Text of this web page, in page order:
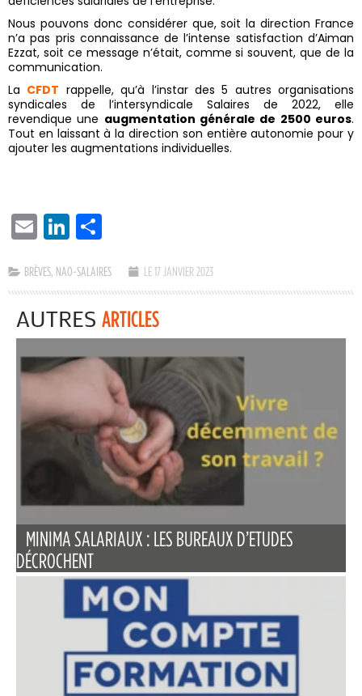
Nous pouvons donc considérer que, soit la direction France
n’a pas pris connaissance de l’intense satisfaction d’Aiman
Ezzat, soit ce message n’était, comme si souvent, que de la
communication.
La CFDT rappelle, qu’à l’instar des 5 autres organisations
syndicales de l’intersyndicale Salaires de 2022, elle
revendique une augmentation générale de 2500 euros.
Tout en laissant à la direction son entière autonomie pour y
ajouter les augmentations individuelles.
EMAIL LINKEDIN
BRÈVES NAO-SALAIRES LE 17 JANVIER 2023
AUTRES ARTICLES
MINIMA SALARIAUX : LES BUREAUX D’ETUDES
DÉCROCHENT